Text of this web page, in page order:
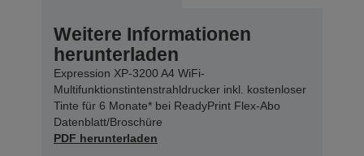
Weitere Informationen
herunterladen
Expression XP-3200 A4 WiFi-
Multifunktionstintenstrahldrucker inkl. kostenloser
Tinte für 6 Monate* bei ReadyPrint Flex-Abo
Datenblatt/Broschüre
PDF herunterladen